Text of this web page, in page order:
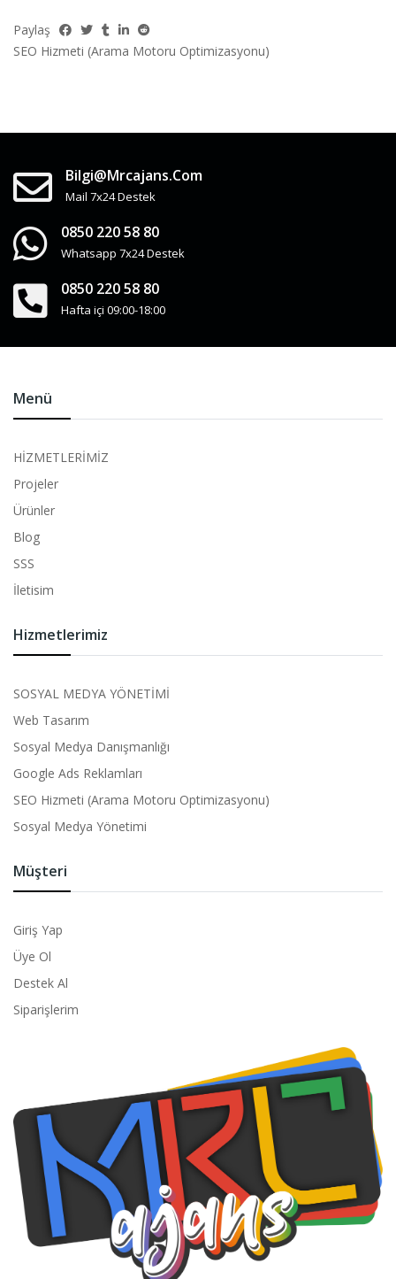
Paylaş
SEO Hizmeti (Arama Motoru Optimizasyonu)
Bilgi@mrcajans.com
Mail 7x24 Destek
0850 220 58 80
Whatsapp 7x24 Destek
0850 220 58 80
Hafta içi 09:00-18:00
Menü
HİZMETLERİMİZ
Projeler
Ürünler
Blog
SSS
İletisim
Hizmetlerimiz
SOSYAL MEDYA YÖNETİMİ
Web Tasarım
Sosyal Medya Danışmanlığı
Google Ads Reklamları
SEO Hizmeti (Arama Motoru Optimizasyonu)
Sosyal Medya Yönetimi
Müşteri
Giriş Yap
Üye Ol
Destek Al
Siparişlerim